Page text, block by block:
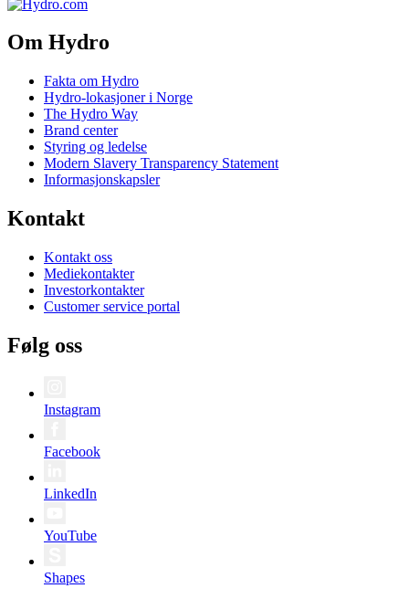
Om Hydro
Fakta om Hydro
Hydro-lokasjoner i Norge
The Hydro Way
Brand center
Styring og ledelse
Modern Slavery Transparency Statement
Informasjonskapsler
Kontakt
Kontakt oss
Mediekontakter
Investorkontakter
Customer service portal
Følg oss
Instagram
Facebook
LinkedIn
YouTube
Shapes